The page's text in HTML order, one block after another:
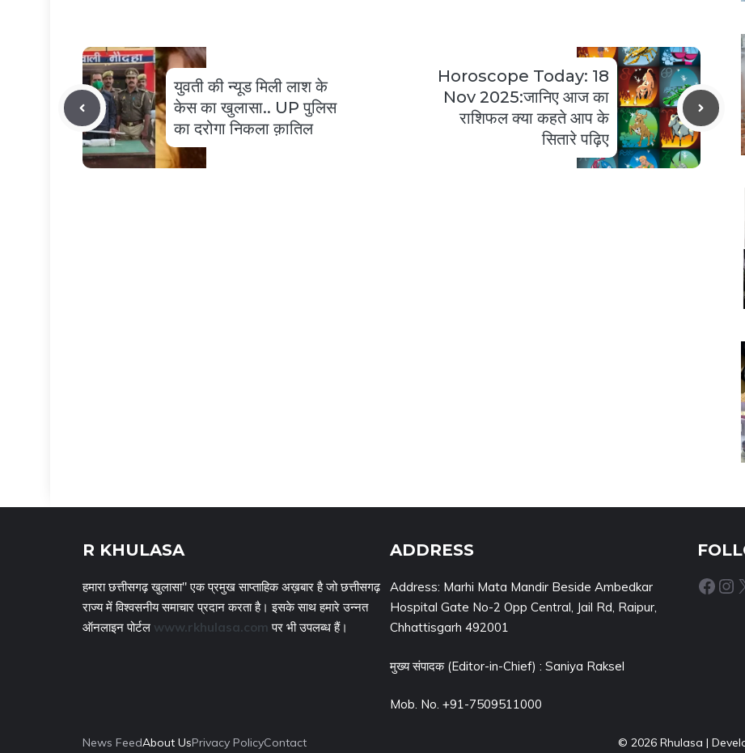
युवती की न्यूड मिली लाश के
केस का खुलासा.. UP पुलिस
का दरोगा निकला क़ातिल
Horoscope Today: 18
Nov 2025:जानिए आज का
राशिफल क्या कहते आप के
सितारे पढ़िए
R KHULASA
हमारा छत्तीसगढ़ खुलासा" एक प्रमुख साप्ताहिक अख़बार है जो छत्तीसगढ़
राज्य में विश्वसनीय समाचार प्रदान करता है। इसके साथ हमारे उन्नत
ऑनलाइन पोर्टल www.rkhulasa.com पर भी उपलब्ध हैं।
ADDRESS
Address: Marhi Mata Mandir Beside Ambedkar
Hospital Gate No-2 Opp Central, Jail Rd, Raipur,
Chhattisgarh 492001
मुख्य संपादक (Editor-in-Chief) : Saniya Raksel
Mob. No. +91-7509511000
Facebook Instagram
News FeedAbout UsPrivacy PolicyContact © 2026 Rhulasa |